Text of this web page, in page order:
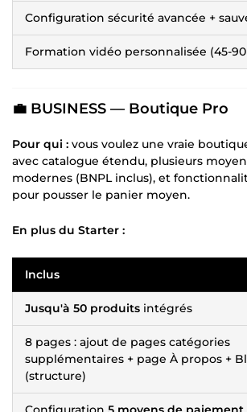
Configuration sécurité avancée +
Formation vidéo personnalisée (45-
💼 BUSINESS — Boutique Pro
Pour qui : vous voulez une vraie
avec catalogue étendu, plusieurs
modernes (BNPL inclus), et
pour pousser le panier moyen.
En plus du Starter :
Inclus
Jusqu'à 50 produits intégrés
8 pages : ajout de pages catégories
supplémentaires + page À propos +
(structure)